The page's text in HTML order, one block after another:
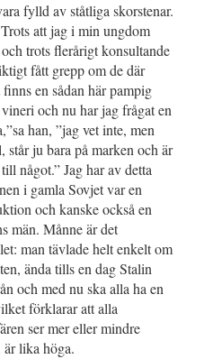
fylld av ståtliga skorstenar.
att jag i min ungdom
trots flerårigt konsultande
fått grepp om de där
en sådan här pampig
och nu har jag frågat en
han, ”jag vet inte, men
står ju bara på marken och är
något.” Jag har av detta
i gamla Sovjet var en
och kanske också en
män. Månne är det
man tävlade helt enkelt om
ända tills en dag Stalin
och med nu ska alla ha en
förklarar att alla
ser mer eller mindre
lika höga.